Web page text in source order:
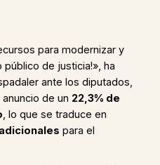
para modernizar y
de justicia!», ha
ante los diputados,
de un 22,3% de
, lo que se traduce en
para el